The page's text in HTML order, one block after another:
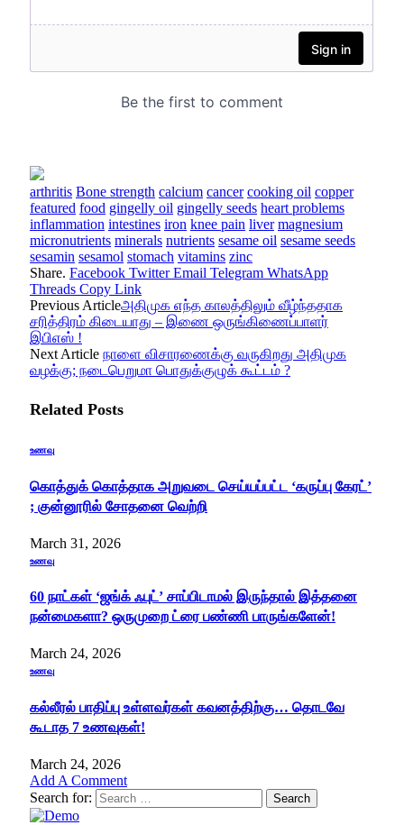
arthritis Bone strength calcium cancer cooking oil copper
featured food gingelly oil gingelly seeds heart problems
inflammation intestines iron knee pain liver magnesium
micronutrients minerals nutrients sesame oil sesame seeds
sesamin sesamol stomach vitamins zinc
Share. Facebook Twitter Email Telegram WhatsApp
Threads Copy Link
Previous Articleஅதிமுக எந்த காலத்திலும் வீழ்ந்ததாக
சரித்திரம் கிடையாது – இணை ஒருங்கிணைப்பாளர்
இபிஎஸ் !
Next Article நாளை விசாரணைக்கு வருகிறது அதிமுக
வழக்கு; நடைபெறுமா பொதுக்குழுக் கூட்டம் ?
Related Posts
உணவு
கொத்துக் கொத்தாக அறுவடை செய்யப்பட்ட ‘கருப்பு கேரட்’
; குன்னூரில் சோதனை வெற்றி
March 31, 2026
உணவு
60 நாட்கள் ‘ஜங்க் ஃபுட்’ சாப்பிடாமல் இருந்தால் இத்தனை
நன்மைகளா? ஒருமுறை ட்ரை பண்ணி பாருங்களேன்!
March 24, 2026
உணவு
கல்லீரல் பாதிப்பு உள்ளவர்கள் கவனத்திற்கு… தொடவே
கூடாத 7 உணவுகள்!
March 24, 2026
Add A Comment
Search for: